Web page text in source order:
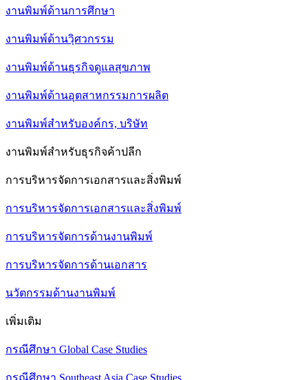
งานพิมพ์ด้านการศึกษา
งานพิมพ์ด้านวฺิศวกรรม
งานพิมพ์ด้านธุรกิจดูแลสุขภาพ
งานพิมพ์ด้านอุตสาหกรรมการผลิต
งานพิมพ์สำหรับองค์กร, บริษัท
งานพิมพ์สำหรับธุรกิจค้าปลีก
การบริหารจัดการเอกสารและสิ่งพิมพ์
การบริหารจัดการเอกสารและสิ่งพิมพ์
การบริหารจัดการด้านงานพิมพ์
การบริหารจัดการด้านเอกสาร
นวัตกรรมด้านงานพิมพ์
เพิ่มเติม
กรณีศึกษา Global Case Studies